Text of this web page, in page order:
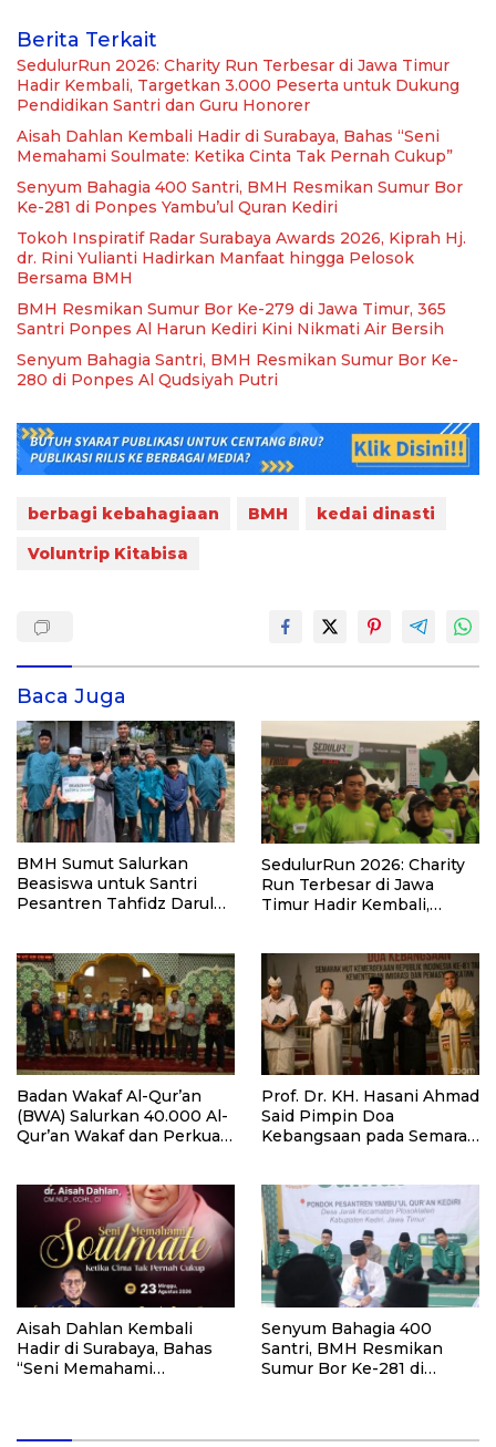
Berita Terkait
SedulurRun 2026: Charity Run Terbesar di Jawa Timur
Hadir Kembali, Targetkan 3.000 Peserta untuk Dukung
Pendidikan Santri dan Guru Honorer
Aisah Dahlan Kembali Hadir di Surabaya, Bahas “Seni
Memahami Soulmate: Ketika Cinta Tak Pernah Cukup”
Senyum Bahagia 400 Santri, BMH Resmikan Sumur Bor
Ke-281 di Ponpes Yambu’ul Quran Kediri
Tokoh Inspiratif Radar Surabaya Awards 2026, Kiprah Hj.
dr. Rini Yulianti Hadirkan Manfaat hingga Pelosok
Bersama BMH
BMH Resmikan Sumur Bor Ke-279 di Jawa Timur, 365
Santri Ponpes Al Harun Kediri Kini Nikmati Air Bersih
Senyum Bahagia Santri, BMH Resmikan Sumur Bor Ke-
280 di Ponpes Al Qudsiyah Putri
berbagi kebahagiaan BMH
kedai dinasti
Voluntrip Kitabisa
Baca Juga
BMH Sumut Salurkan
Beasiswa untuk Santri
Pesantren Tahfidz Darul
SedulurRun 2026: Charity
Run Terbesar di Jawa
Timur Hadir Kembali,
Santri dan Guru Honorer
Badan Wakaf Al-Qur’an
(BWA) Salurkan 40.000 Al-
Qur’an Wakaf dan Perkuat
Prof. Dr. KH. Hasani Ahmad
Said Pimpin Doa
Kebangsaan pada Semarak
dan Pemasyarakatan RI
Aisah Dahlan Kembali
Hadir di Surabaya, Bahas
“Seni Memahami
Senyum Bahagia 400
Santri, BMH Resmikan
Sumur Bor Ke-281 di